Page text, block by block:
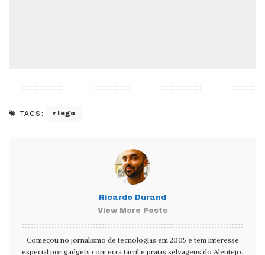
TAGS: lego
Ricardo Durand
View More Posts
Começou no jornalismo de tecnologias em 2005 e tem interesse
especial por gadgets com ecrã táctil e praias selvagens do Alentejo.